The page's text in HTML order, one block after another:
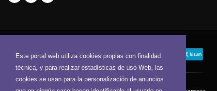
Este portal web utiliza cookies propias con finalidad
técnica, y para realizar estadísticas de uso Web, las
cookies se usan para la personalización de anuncios